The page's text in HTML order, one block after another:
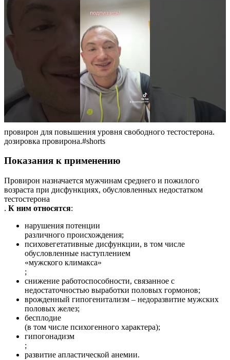
провирон для повышения уровня свободного тестостерона.
дозировка провирона.#shorts
Показания к применению
Провирон назначается мужчинам среднего и пожилого
возраста при дисфункциях, обусловленных недостатком
тестостерона
. К ним относятся:
нарушения потенции
различного происхождения;
психовегетативные дисфункции, в том числе
обусловленные наступлением
«мужского климакса»
;
снижение работоспособности, связанное с
недостаточностью выработки половых гормонов;
врожденный гипогенитализм – недоразвитие мужских
половых желез;
бесплодие
(в том числе психогенного характера);
гипогонадизм
;
развитие апластической анемии.